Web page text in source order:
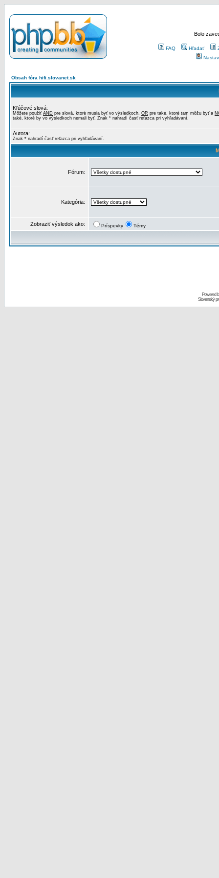
Bolo
FAQ Hľadať
Obsah fóra hifi.slovanet.sk
Kľúčové slová:
Môžete použiť AND pre slová, ktoré musia byť vo výsledkoch, OR pre také, ktoré tam môžu byť a
také, ktoré by vo výsledkoch nemali byť. Znak * nahradí časť reťazca pri vyhľadávaní.
Autora:
Znak * nahradí časť reťazca pri vyhľadávaní.
Fórum:
Kategória:
Zobraziť výsledok ako: Príspevky Témy
Powered
Slovenský